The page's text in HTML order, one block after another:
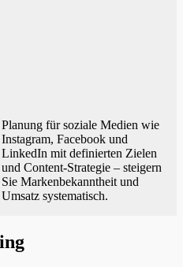
Planung für soziale Medien wie
Instagram, Facebook und
LinkedIn mit definierten Zielen
und Content-Strategie – steigern
Sie Markenbekanntheit und
Umsatz systematisch.